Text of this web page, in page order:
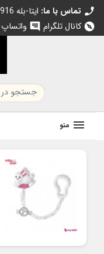
call تماس با ما: 02144438097 -- 09197306916 ایتا-بله
explore کانال تلگرام chat واتساپ
منو